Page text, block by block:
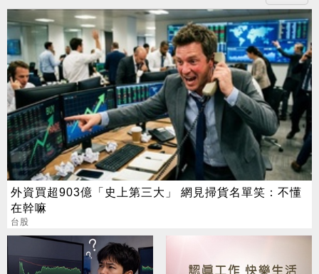
外資買超903億「史上第三大」 網見掃貨名單笑：不懂
在幹嘛
台股